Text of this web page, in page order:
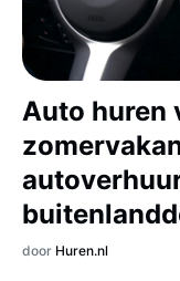
Auto huren
door Huren.nl